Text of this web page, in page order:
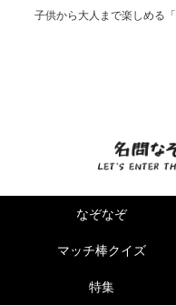
子供から大人まで楽しめる
なぞなぞ
マッチ棒クイズ
特集